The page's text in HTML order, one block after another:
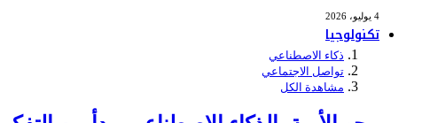
4 يوليو، 2026
تكنولوجيا
ذكاء الاصطناعي
تواصل الاجتماعي
مشاهدة الكل